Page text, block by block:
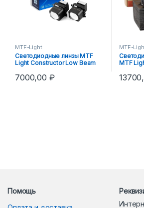
MTF-Light
Светодиодные линзы MTF
Light Constructor Low Beam
7000,00 ₽
MTF-
MTF
Помощь